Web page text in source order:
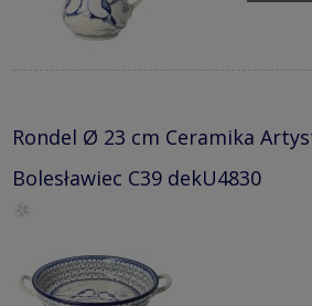
Rondel Ø 23 cm Ceramika
Bolesławiec C39 dekU4830